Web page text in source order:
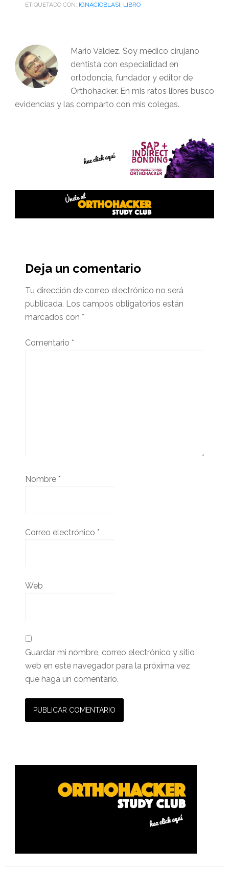
ETIQUETADO CON: IGNACIOBLASI LIBRO
Mario Valdez. Soy médico cirujano
dentista con especialidad en
ortodoncia, fundador y editor de
Orthohacker. En mis ratos libres busco
evidencias y las comparto con mis colegas.
del
lector
Deja un comentario
Tu dirección de correo electrónico no será
publicada. Los campos obligatorios están
marcados con *
Comentario *
Nombre *
Correo electrónico *
Web
Guardar mi nombre, correo electrónico y sitio
web en este navegador para la próxima vez
que haga un comentario.
Barra
primaria